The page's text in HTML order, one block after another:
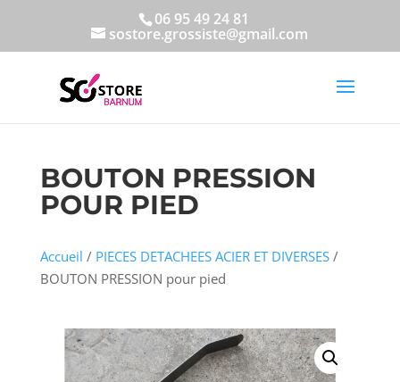
06 95 49 24 81
sostore.grossiste@gmail.com
BOUTON PRESSION
POUR PIED
Accueil / PIECES DETACHEES ACIER ET DIVERSES/
BOUTON PRESSION pour pied